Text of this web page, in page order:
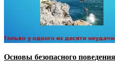
Основы безопасного